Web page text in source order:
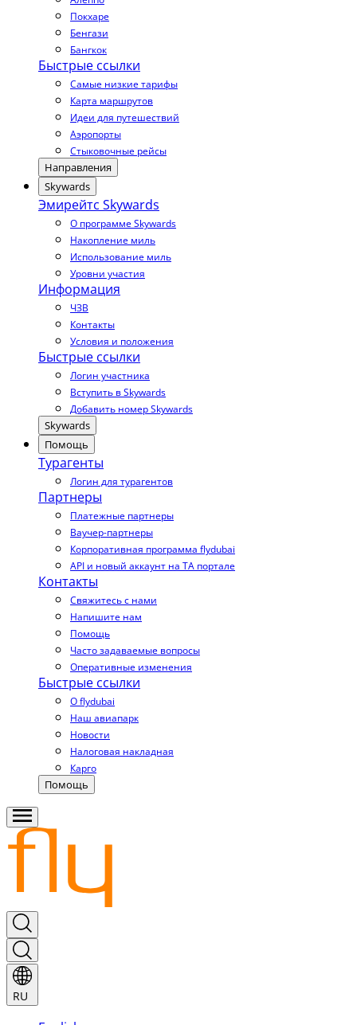
Покхаре
Бенгази
Бангкок
Быстрые ссылки
Самые низкие тарифы
Карта маршрутов
Идеи для путешествий
Аэропорты
Стыковочные рейсы
Направления
Skywards
Эмирейтс Skywards
О программе Skywards
Накопление миль
Использование миль
Уровни участия
Информация
ЧЗВ
Контакты
Условия и положения
Быстрые ссылки
Логин участника
Вступить в Skywards
Добавить номер Skywards
Skywards
Помощь
Турагенты
Логин для турагентов
Партнеры
Платежные партнеры
Ваучер-партнеры
Корпоративная программа flydubai
API и новый аккаунт на TA портале
Контакты
Свяжитесь с нами
Напишите нам
Помощь
Часто задаваемые вопросы
Оперативные изменения
Быстрые ссылки
О flydubai
Наш авиапарк
Новости
Налоговая накладная
Карго
Помощь
RU